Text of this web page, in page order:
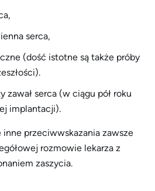
serca,
(dość istotne są także próby
zawał serca (w ciągu pół roku
implantacji).
przeciwwskazania zawsze
rozmowie lekarza z
zaszycia.